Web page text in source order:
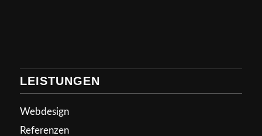
LEISTUNGEN
Webdesign
Referenzen